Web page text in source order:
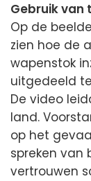
Gebruik van
Op de
zien hoe de
wapenstok
uitgedeeld
De video
land.
op het
spreken van
vertrouwen